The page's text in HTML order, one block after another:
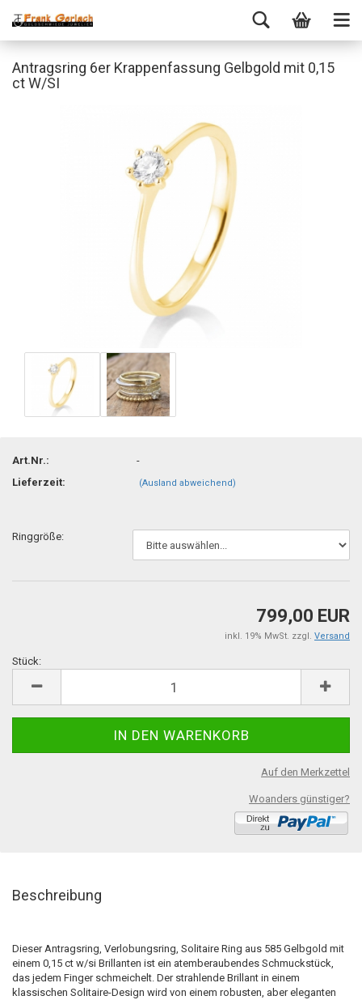
Antragsring 6er Krappenfassung Gelbgold mit 0,15
ct W/SI
Art.Nr.:
-
Lieferzeit:
(Ausland abweichend)
Ringgröße:
799,00 EUR
inkl. 19% MwSt. zzgl. Versand
Stück:
Auf den Merkzettel
Woanders günstiger?
Beschreibung
Dieser Antragsring, Verlobungsring, Solitaire Ring aus 585 Gelbgold mit
einem 0,15 ct w/si Brillanten ist ein atemberaubendes Schmuckstück,
das jedem Finger schmeichelt. Der strahlende Brillant in einem
klassischen Solitaire-Design wird von einem robusten, aber eleganten